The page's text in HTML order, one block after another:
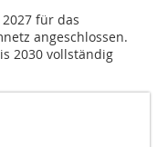
für das
angeschlossen.
2030 vollständig